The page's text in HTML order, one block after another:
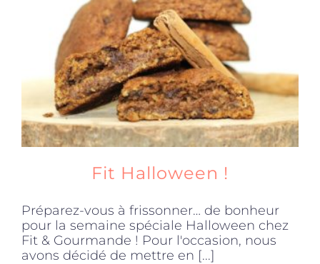
Fit Halloween !
Préparez-vous à frissonner… de bonheur
pour la semaine spéciale Halloween chez
Fit & Gourmande ! Pour l'occasion, nous
avons décidé de mettre en [...]